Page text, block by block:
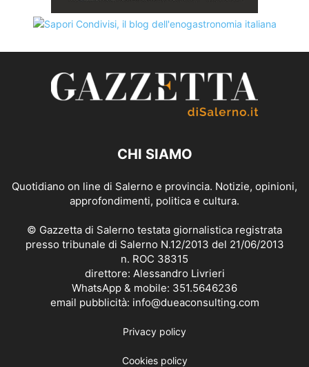
CHI SIAMO
Quotidiano on line di Salerno e provincia. Notizie, opinioni,
approfondimenti, politica e cultura.
© Gazzetta di Salerno testata giornalistica registrata
presso tribunale di Salerno N.12/2013 del 21/06/2013
n. ROC 38315
direttore: Alessandro Livrieri
WhatsApp & mobile: 351.5646236
email pubblicità: info@dueaconsulting.com
Privacy policy
Cookies policy